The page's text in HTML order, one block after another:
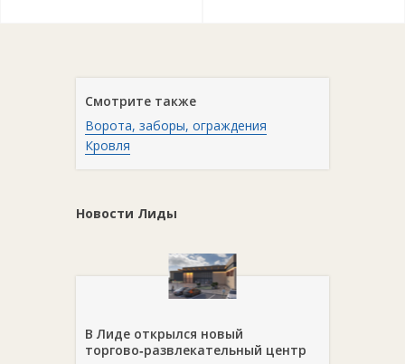
Смотрите также
Ворота, заборы, ограждения
Кровля
Новости Лиды
В Лиде открылся новый
торгово‑развлекательный центр